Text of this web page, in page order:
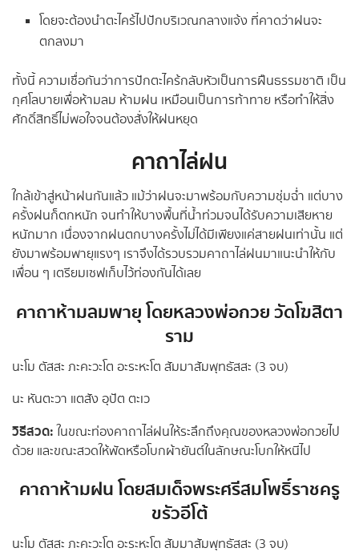
โดยจะต้องนำตะไคร้ไปปักบริเวณกลางแจ้ง ที่คาดว่าฝนจะ
ตกลงมา
ทั้งนี้ ความเชื่อกันว่าการปักตะไคร้กลับหัวเป็นการฝืนธรรมชาติ เป็น
กุศโลบายเพื่อห้ามลม ห้ามฝน เหมือนเป็นการท้าทาย หรือทำให้สิ่ง
ศักดิ์สิทธิ์ไม่พอใจจนต้องสั่งให้ฝนหยุด
คาถาไล่ฝน
ใกล้เข้าสู่หน้าฝนกันแล้ว แม้ว่าฝนจะมาพร้อมกับความชุ่มฉ่ำ แต่บาง
ครั้งฝนก็ตกหนัก จนทำให้บางพื้นที่น้ำท่วมจนได้รับความเสียหาย
หนักมาก เนื่องจากฝนตกบางครั้งไม่ได้มีเพียงแค่สายฝนเท่านั้น แต่
ยังมาพร้อมพายุแรงๆ เราจึงได้รวบรวมคาถาไล่ฝนมาแนะนำให้กับ
เพื่อน ๆ เตรียมเซฟเก็บไว้ท่องกันได้เลย
คาถาห้ามลมพายุ โดยหลวงพ่อกวย วัดโฆสิตา
ราม
นะโม ตัสสะ ภะคะวะโต อะระหะโต สัมมาสัมพุทธัสสะ (3 จบ)
นะ หันตะวา แตสัง อุปัต ตะเว
วิธีสวด: ในขณะท่องคาถาไล่ฝนให้ระลึกถึงคุณของหลวงพ่อกวยไป
ด้วย และขณะสวดให้พัดหรือโบกผ้ายันต์ในลักษณะโบกให้หนีไป
คาถาห้ามฝน โดยสมเด็จพระศรีสมโพธิ์ราชครู
ขรัวอีโต้
นะโม ตัสสะ ภะคะวะโต อะระหะโต สัมมาสัมพุทธัสสะ (3 จบ)